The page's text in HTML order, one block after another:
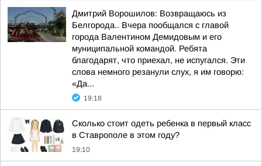
Дмитрий Ворошилов: Возвращаюсь из
Белгорода.. Вчера пообщался с главой
города Валентином Демидовым и его
муниципальной командой. Ребята
благодарят, что приехал, не испугался. Эти
слова немного резанули слух, я им говорю:
«Да...
19:18
Сколько стоит одеть ребенка в первый класс
в Ставрополе в этом году?
19:10